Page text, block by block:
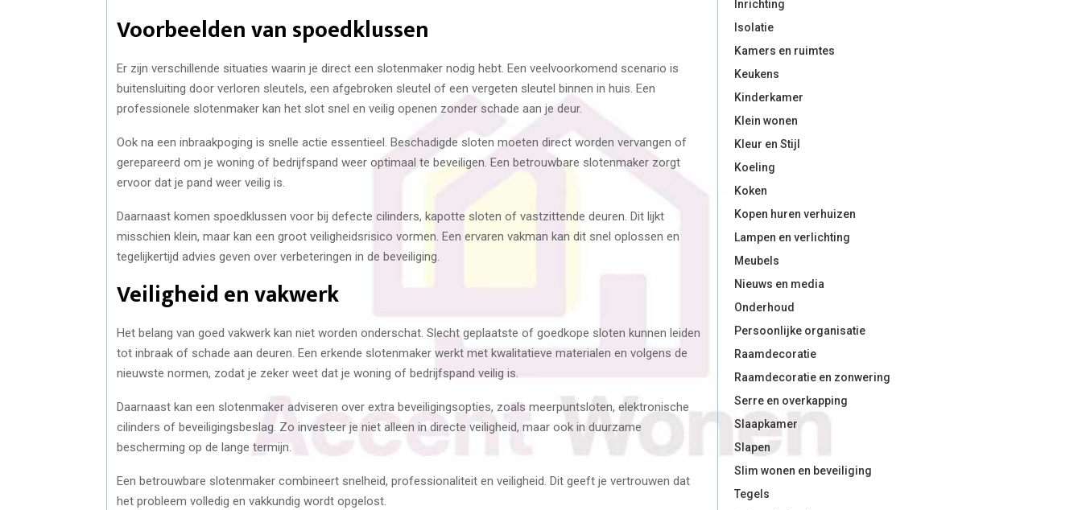
Voorbeelden van spoedklussen
Er zijn verschillende situaties waarin je direct een slotenmaker nodig hebt. Een veelvoorkomend scenario is
buitensluiting door verloren sleutels, een afgebroken sleutel of een vergeten sleutel binnen in huis. Een
professionele slotenmaker kan het slot snel en veilig openen zonder schade aan je deur.
Ook na een inbraakpoging is snelle actie essentieel. Beschadigde sloten moeten direct worden vervangen of
gerepareerd om je woning of bedrijfspand weer optimaal te beveiligen. Een betrouwbare slotenmaker zorgt
ervoor dat je pand weer veilig is.
Daarnaast komen spoedklussen voor bij defecte cilinders, kapotte sloten of vastzittende deuren. Dit lijkt
misschien klein, maar kan een groot veiligheidsrisico vormen. Een ervaren vakman kan dit snel oplossen en
tegelijkertijd advies geven over verbeteringen in de beveiliging.
Veiligheid en vakwerk
Het belang van goed vakwerk kan niet worden onderschat. Slecht geplaatste of goedkope sloten kunnen leiden
tot inbraak of schade aan deuren. Een erkende slotenmaker werkt met kwalitatieve materialen en volgens de
nieuwste normen, zodat je zeker weet dat je woning of bedrijfspand veilig is.
Daarnaast kan een slotenmaker adviseren over extra beveiligingsopties, zoals meerpuntsloten, elektronische
cilinders of beveiligingsbeslag. Zo investeer je niet alleen in directe veiligheid, maar ook in duurzame
bescherming op de lange termijn.
Een betrouwbare slotenmaker combineert snelheid, professionaliteit en veiligheid. Dit geeft je vertrouwen dat
het probleem volledig en vakkundig wordt opgelost.
Inrichting
Isolatie
Kamers en ruimtes
Keukens
Kinderkamer
Klein wonen
Kleur en Stijl
Koeling
Koken
Kopen huren verhuizen
Lampen en verlichting
Meubels
Nieuws en media
Onderhoud
Persoonlijke organisatie
Raamdecoratie
Raamdecoratie en zonwering
Serre en overkapping
Slaapkamer
Slapen
Slim wonen en beveiliging
Tegels